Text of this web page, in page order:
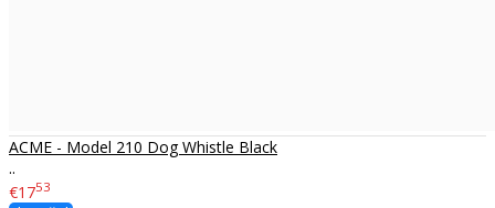
ACME - Model 210 Dog Whistle Black
..
€1753